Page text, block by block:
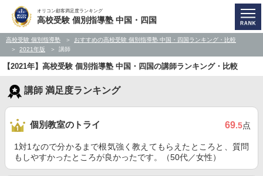
オリコン顧客満足度ランキング
高校受験 個別指導塾 中国・四国
高校受験 個別指導塾
おすすめの高校受験 個別指導塾 中国・四国ランキング・比較
2021年版
講師
【2021年】高校受験 個別指導塾 中国・四国の講師ランキング・比較
講師 満足度ランキング
個別教室のトライ 69.5点
1対1なので分かるまで根気強く教えてもらえたところと、質問
もしやすかったところが良かったです。（50代／女性）